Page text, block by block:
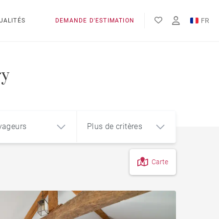
DEMANDE D'ESTIMATION FR
EN
Plus de critères
Carte